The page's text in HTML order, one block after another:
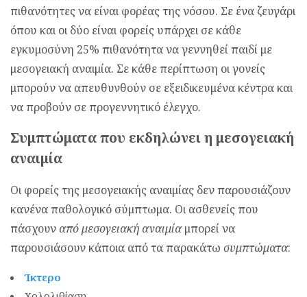
πιθανότητες να είναι φορέας της νόσου. Σε ένα ζευγάρι
όπου και οι δύο είναι φορείς υπάρχει σε κάθε
εγκυμοσύνη 25% πιθανότητα να γεννηθεί παιδί με
μεσογειακή αναιμία. Σε κάθε περίπτωση οι γονείς
μπορούν να απευθυνθούν σε εξειδικευμένα κέντρα και
να προβούν σε προγεννητικό έλεγχο.
Συμπτώματα που εκδηλώνει η μεσογειακή
αναιμία
Οι φορείς της μεσογειακής αναιμίας δεν παρουσιάζουν
κανένα παθολογικό σύμπτωμα. Οι ασθενείς που
πάσχουν από μεσογειακή αναιμίαμπορεί να
παρουσιάσουν κάποια από τα παρακάτω συμπτώματα:
Ίκτερο